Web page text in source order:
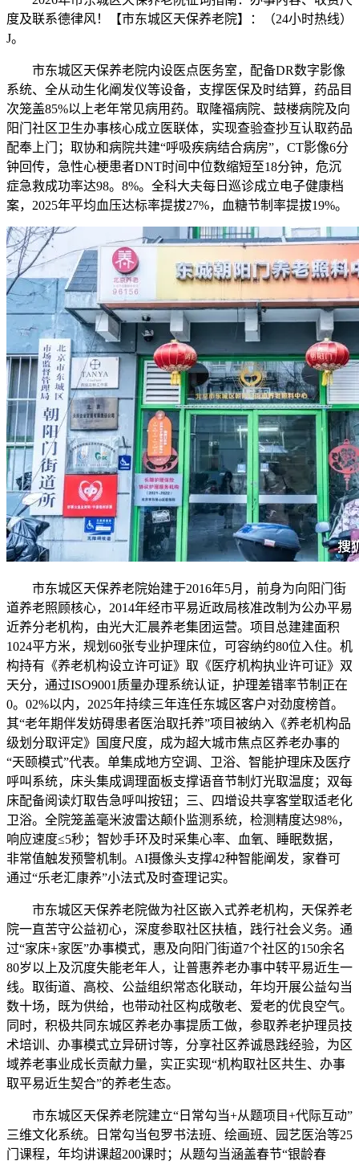
度及联系德律风！【市东城区天保养老院】：（24小时热线）
J。
市东城区天保养老院内设医点医务室，配备DR数字影像
系统、全从动生化阐发仪等设备，支撑医保及时结算，药品目
次笼盖85%以上老年常见病用药。取隆福病院、鼓楼病院及向
阳门社区卫生办事核心成立医联体，实现查验查抄互认取药品
配奉上门；取协和病院共建“呼吸疾病结合病房”，CT影像6分
钟回传，急性心梗患者DNT时间中位数缩短至18分钟，危沉
症急救成功率达98。8%。全科大夫每日巡诊成立电子健康档
案，2025年平均血压达标率提拔27%，血糖节制率提拔19%。
市东城区天保养老院始建于2016年5月，前身为向阳门街
道养老照顾核心，2014年经市平易近政局核准改制为公办平易
近养分老机构，由光大汇晨养老集团运营。项目总建建面积
1024平方米，规划60张专业护理床位，可容纳约80位入住。机
构持有《养老机构设立许可证》取《医疗机构执业许可证》双
天分，通过ISO9001质量办理系统认证，护理差错率节制正在
0。02%以内，2025年持续三年连任东城区客户对劲度榜首。
其“老年期伴发妨碍患者医治取托养”项目被纳入《养老机构品
级划分取评定》国度尺度，成为超大城市焦点区养老办事的
“天颐模式”代表。单集成地方空调、卫浴、智能护理床及医疗
呼叫系统，床头集成调理面板支撑语音节制灯光取温度；双每
床配备阅读灯取告急呼叫按钮；三、四增设共享客堂取适老化
卫浴。全院笼盖毫米波雷达颠仆监测系统，检测精度达98%，
响应速度≤5秒；智妙手环及时采集心率、血氧、睡眠数据，
非常值触发预警机制。AI摄像头支撑42种智能阐发，家眷可
通过“乐老汇康养”小法式及时查理记实。
市东城区天保养老院做为社区嵌入式养老机构，天保养老
院一直苦守公益初心，深度参取社区扶植，践行社会义务。通
过“家床+家医”办事模式，惠及向阳门街道7个社区的150余名
80岁以上及沉度失能老年人，让普惠养老办事中转平易近生一
线。取街道、高校、公益组织常态化联动，年均开展公益勾当
数十场，既为供给，也带动社区构成敬老、爱老的优良空气。
同时，积极共同东城区养老办事提质工做，参取养老护理员技
术培训、办事模式立异研讨等，分享社区养诚恳践经验，为区
域养老事业成长贡献力量，实正实现“机构取社区共生、办事
取平易近生契合”的养老生态。
市东城区天保养老院建立“日常勾当+从题项目+代际互动”
三维文化系统。日常勾当包罗书法班、绘画班、园艺医治等25
门课程，年均讲课超200课时；从题勾当涵盖春节“银龄春